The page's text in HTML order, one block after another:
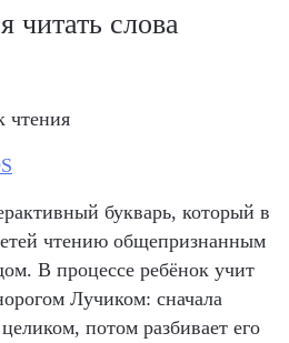
читать слова
чтения
букварь, который в
чтению общепризнанным
В процессе ребёнок учит
Лучиком: сначала
потом разбивает его